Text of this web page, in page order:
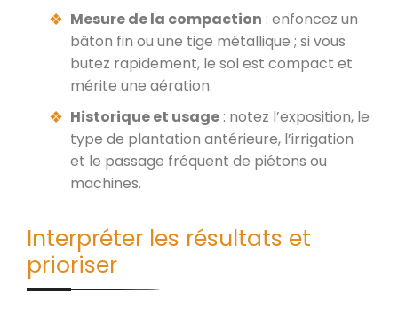
Mesure de la compaction : enfoncez un
bâton fin ou une tige métallique ; si vous
butez rapidement, le sol est compact et
mérite une aération.
Historique et usage : notez l’exposition, le
type de plantation antérieure, l’irrigation
et le passage fréquent de piétons ou
machines.
Interpréter les résultats et
prioriser